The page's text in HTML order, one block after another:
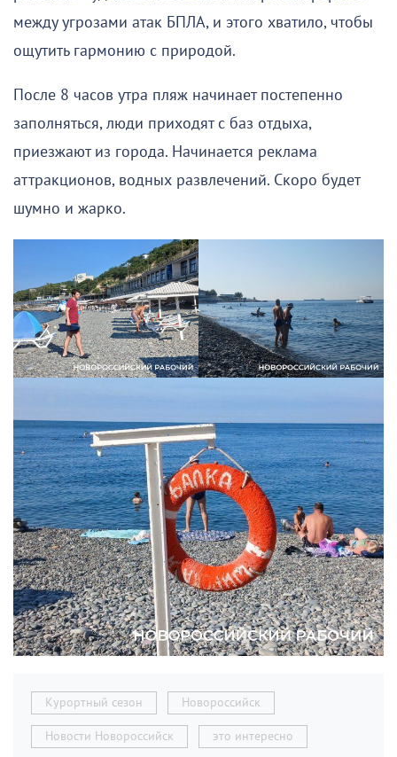
между угрозами атак БПЛА, и этого хватило, чтобы
ощутить гармонию с природой.
После 8 часов утра пляж начинает постепенно
заполняться, люди приходят с баз отдыха,
приезжают из города. Начинается реклама
аттракционов, водных развлечений. Скоро будет
шумно и жарко.
Курортный сезон Новороссийск
Новости Новороссийск это интересно